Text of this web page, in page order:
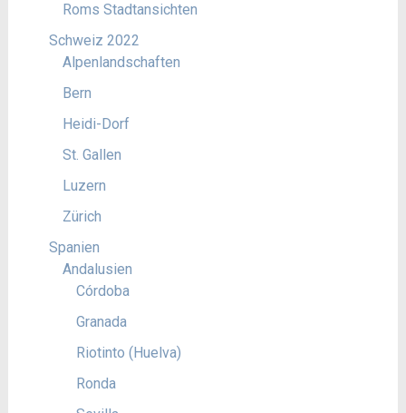
Roms Stadtansichten
Schweiz 2022
Alpenlandschaften
Bern
Heidi-Dorf
St. Gallen
Luzern
Zürich
Spanien
Andalusien
Córdoba
Granada
Riotinto (Huelva)
Ronda